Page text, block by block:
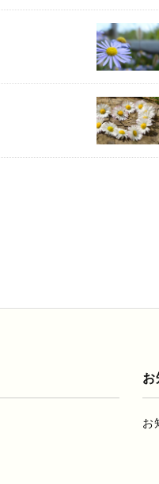
お
お